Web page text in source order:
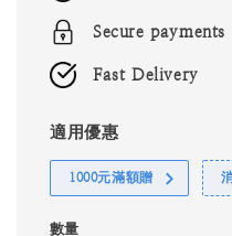
Secure payments
Fast Delivery
適用優惠
1000元滿額贈
數量